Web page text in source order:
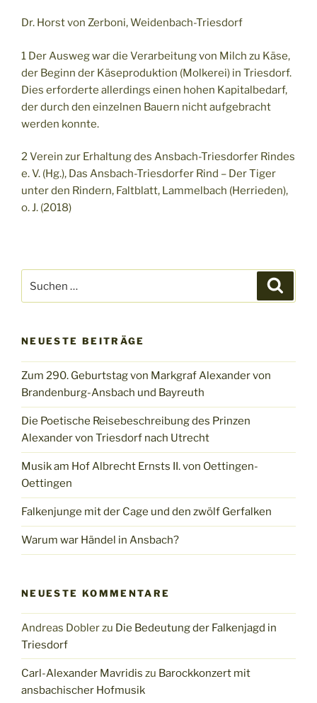
Dr. Horst von Zerboni, Weidenbach-Triesdorf
1 Der Ausweg war die Verarbeitung von Milch zu Käse,
der Beginn der Käseproduktion (Molkerei) in Triesdorf.
Dies erforderte allerdings einen hohen Kapitalbedarf,
der durch den einzelnen Bauern nicht aufgebracht
werden konnte.
2 Verein zur Erhaltung des Ansbach-Triesdorfer Rindes
e. V. (Hg.), Das Ansbach-Triesdorfer Rind – Der Tiger
unter den Rindern, Faltblatt, Lammelbach (Herrieden),
o. J. (2018)
nach:
NEUESTE BEITRÄGE
Zum 290. Geburtstag von Markgraf Alexander von
Brandenburg-Ansbach und Bayreuth
Die Poetische Reisebeschreibung des Prinzen
Alexander von Triesdorf nach Utrecht
Musik am Hof Albrecht Ernsts II. von Oettingen-
Oettingen
Falkenjunge mit der Cage und den zwölf Gerfalken
Warum war Händel in Ansbach?
NEUESTE KOMMENTARE
Andreas Doblerzu Die Bedeutung der Falkenjagd in
Triesdorf
Carl-Alexander Mavridis zu Barockkonzert mit
ansbachischer Hofmusik